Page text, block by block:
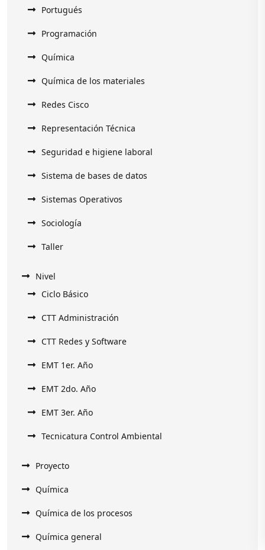
Portugués
Programación
Química
Química de los materiales
Redes Cisco
Representación Técnica
Seguridad e higiene laboral
Sistema de bases de datos
Sistemas Operativos
Sociología
Taller
Nivel
Ciclo Básico
CTT Administración
CTT Redes y Software
EMT 1er. Año
EMT 2do. Año
EMT 3er. Año
Tecnicatura Control Ambiental
Proyecto
Química
Química de los procesos
Química general